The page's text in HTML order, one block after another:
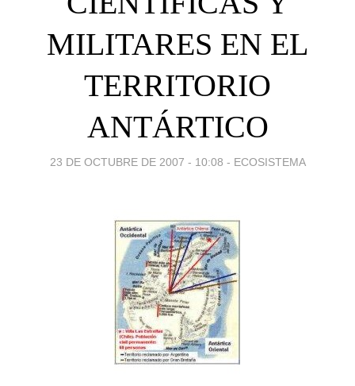
MILITARES EN EL
TERRITORIO
ANTÁRTICO
23 DE OCTUBRE DE 2007 - 10:08 - ECOSISTEMA